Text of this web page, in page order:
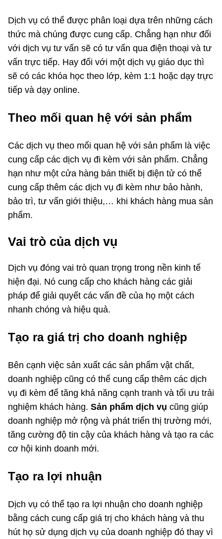
Dịch vụ có thể được phân loại dựa trên những cách
thức mà chúng được cung cấp. Chẳng hạn như đối
với dịch vụ tư vấn sẽ có tư vấn qua điện thoại và tư
vấn trực tiếp. Hay đối với một dịch vụ giáo dục thì
sẽ có các khóa học theo lớp, kèm 1:1 hoặc dạy trực
tiếp và dạy online.
Theo mối quan hệ với sản phẩm
Các dịch vụ theo mối quan hệ với sản phẩm là việc
cung cấp các dịch vụ đi kèm với sản phẩm. Chẳng
hạn như một cửa hàng bán thiết bị điện tử có thể
cung cấp thêm các dịch vụ đi kèm như bảo hành,
bảo trì, tư vấn giới thiệu,… khi khách hàng mua sản
phẩm.
Vai trò của dịch vụ
Dịch vụ đóng vai trò quan trọng trong nền kinh tế
hiện đại. Nó cung cấp cho khách hàng các giải
pháp để giải quyết các vấn đề của họ một cách
nhanh chóng và hiệu quả.
Tạo ra giá trị cho doanh nghiệp
Bên cạnh việc sản xuất các sản phẩm vật chất,
doanh nghiệp cũng có thể cung cấp thêm các dịch
vụ đi kèm để tăng khả năng cạnh tranh và tối ưu trải
nghiệm khách hàng. Sản phẩm dịch vụ cũng giúp
doanh nghiệp mở rộng và phát triển thị trường mới,
tăng cường độ tin cậy của khách hàng và tạo ra các
cơ hội kinh doanh mới.
Tạo ra lợi nhuận
Dịch vụ có thể tạo ra lợi nhuận cho doanh nghiệp
bằng cách cung cấp giá trị cho khách hàng và thu
hút họ sử dụng dịch vụ của doanh nghiệp đó thay vì